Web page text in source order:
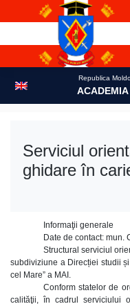
Republica
Serviciul
ghidare în
Informaţii generale
Date de contact: mun.
Structural serviciul
subdiviziune a Direcției studii
cel Mare” a MAI.
Conform statelor de
calităţii, în cadrul serviciului